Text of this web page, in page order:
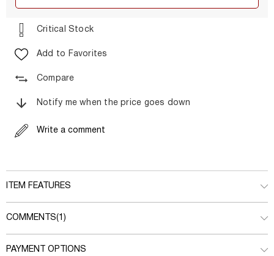
Critical Stock
Add to Favorites
Compare
Notify me when the price goes down
Write a comment
ITEM FEATURES
COMMENTS(1)
PAYMENT OPTIONS